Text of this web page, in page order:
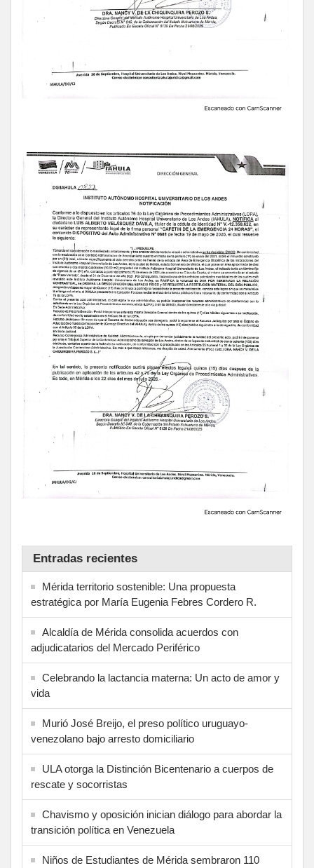
Entradas recientes
Mérida territorio sostenible: Una propuesta
estratégica por María Eugenia Febres Cordero R.
Alcaldía de Mérida consolida acuerdos con
adjudicatarios del Mercado Periférico
Celebrando la lactancia materna: Un acto de amor y
vida
Murió José Breijo, el preso político uruguayo-
venezolano bajo arresto domiciliario
ULA otorga la Distinción Bicentenario a cuerpos de
rescate y socorristas
Chavismo y oposición inician diálogo para abordar la
transición política en Venezuela
Niños de Estudiantes de Mérida sembraron 110